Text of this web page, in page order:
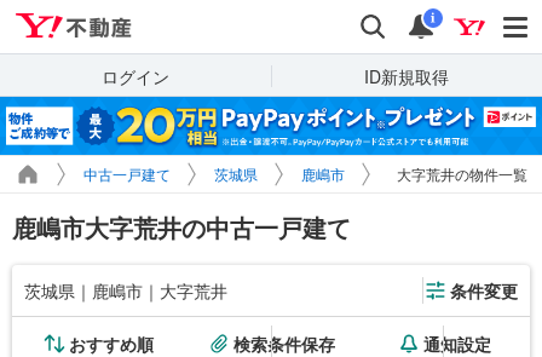
検索 通知
i
ログイン ID新規取得
中古一戸建て 茨城県 鹿嶋市 大字荒井の物件一覧
鹿嶋市大字荒井の中古一戸建て
茨城県｜鹿嶋市｜大字荒井 条件変更
おすすめ順 検索条件保存 通知設定